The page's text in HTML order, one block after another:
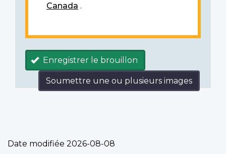
Canada .
Enregistrer le brouillon
Soumettre une ou plusieurs images
Date modifiée 2026-08-08